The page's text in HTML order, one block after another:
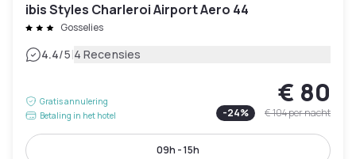
ibis Styles Charleroi Airport Aero 44
Gosselies
4.4/5|4 Recensies
Gratis annulering
Betaling in het hotel
€ 80
-24% € 104per nacht
09h - 15h